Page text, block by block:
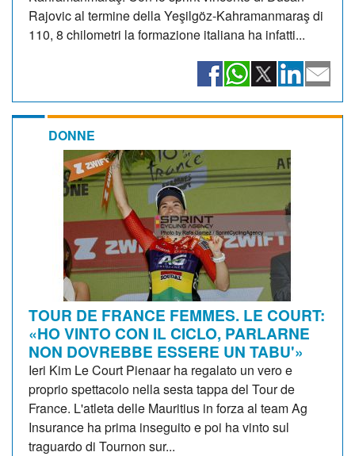
Rajovic al termine della Yeşilgöz-Kahramanmaraş di
110, 8 chilometri la formazione italiana ha infatti...
DONNE
TOUR DE FRANCE FEMMES. LE COURT:
«HO VINTO CON IL CICLO, PARLARNE
NON DOVREBBE ESSERE UN TABU'»
Ieri Kim Le Court Pienaar ha regalato un vero e
proprio spettacolo nella sesta tappa del Tour de
France. L'atleta delle Mauritius in forza al team Ag
Insurance ha prima inseguito e poi ha vinto sul
traguardo di Tournon sur...